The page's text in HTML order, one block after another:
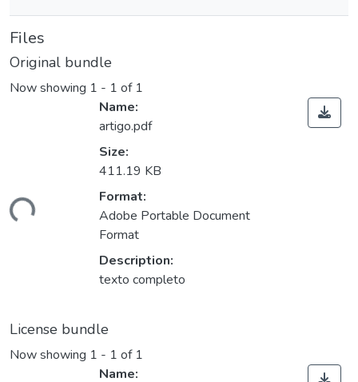
Files
Original bundle
Now showing 1 - 1 of 1
Name:
artigo.pdf
Size:
411.19 KB
Format:
Adobe Portable Document
Format
Description:
texto completo
License bundle
Now showing 1 - 1 of 1
Name: